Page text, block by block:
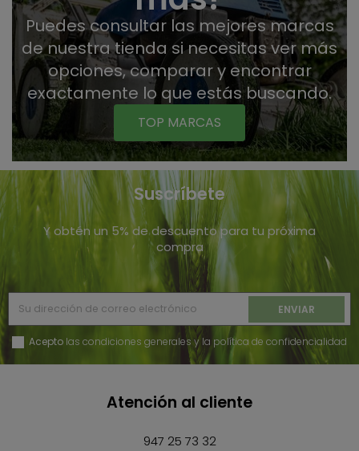
Puedes consultar las mejores marcas
de nuestra tienda si necesitas ver más
opciones, comparar y encontrar
exactamente lo que estás buscando.
TOP MARCAS
Suscríbete
Y obtén un 5% de descuento para tu próxima
compra
Acepto las condiciones generales y la política de confidencialidad
Atención al cliente
947 25 73 32